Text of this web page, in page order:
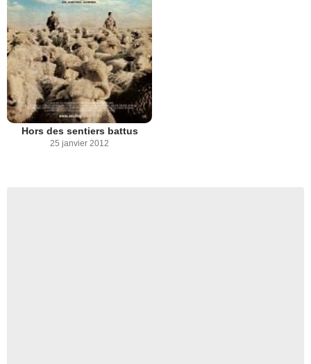
Hors des sentiers battus
25 janvier 2012